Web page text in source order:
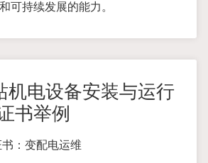
可持续发展的能力。
机电设备安装与运行
书举例
：变配电运维